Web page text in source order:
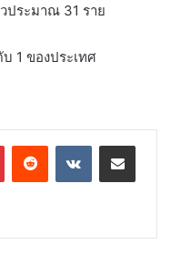
ประมาณ 31 ราย
1 ของประเทศ
PinterestReddit VKontakteShare via Email